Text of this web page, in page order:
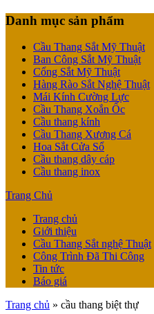
Danh mục sản phẩm
Cầu Thang Sắt Mỹ Thuật
Ban Công Sắt Mỹ Thuật
Cổng Sắt Mỹ Thuật
Hàng Rào Sắt Nghệ Thuật
Mái Kính Cường Lực
Cầu Thang Xoắn Ốc
Cầu thang kính
Cầu Thang Xương Cá
Hoa Sắt Cửa Sổ
Cầu thang dây cáp
Cầu thang inox
Trang Chủ
Trang chủ
Giới thiệu
Cầu Thang Sắt nghệ Thuật
Công Trình Đã Thi Công
Tin tức
Báo giá
Trang chủ » cầu thang biệt thự